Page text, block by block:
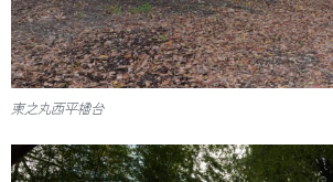
東之丸西平櫓台